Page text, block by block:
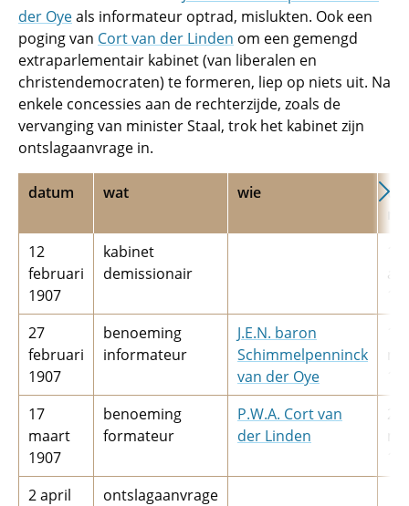
der Oyeals informateur optrad, mislukten. Ook een
poging van Cort van der Linden om een gemengd
extraparlementair kabinet (van liberalen en
christendemocraten) te formeren, liep op niets uit. Na
enkele concessies aan de rechterzijde, zoals de
vervanging van minister Staal, trok het kabinet zijn
ontslagaanvrage in.
datum wat wie
tot
12
februari
1907
kabinet
demissionair
27
februari
1907
benoeming
informateur
J.E.N. baron
Schimmelpenninck
van der Oye
17
maart
1907
benoeming
formateur
P.W.A. Cort van
der Linden
21
2 april
ontslagaanvrage